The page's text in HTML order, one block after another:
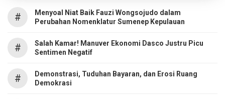
#
Menyoal Niat Baik Fauzi Wongsojudo dalam
Perubahan Nomenklatur Sumenep Kepulauan
#
Salah Kamar! Manuver Ekonomi Dasco Justru Picu
Sentimen Negatif
#
Demonstrasi, Tuduhan Bayaran, dan Erosi Ruang
Demokrasi